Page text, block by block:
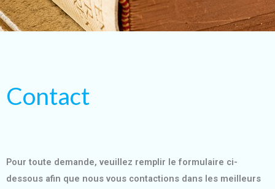
Contact
Pour toute demande, veuillez remplir le formulaire ci-
dessous afin que nous vous contactions dans les meilleurs